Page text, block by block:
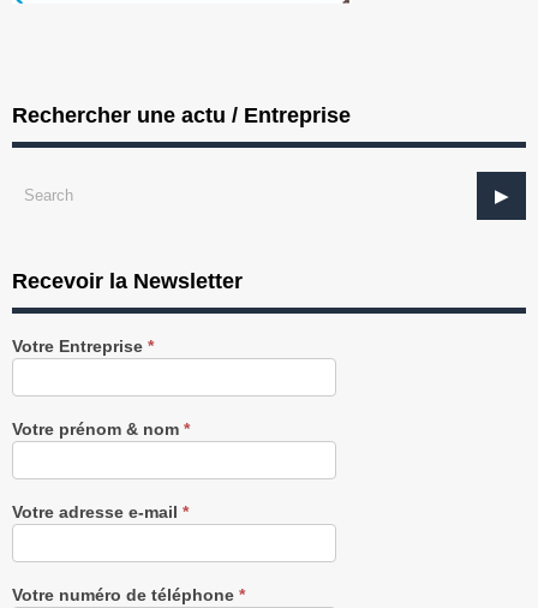
Rechercher une actu / Entreprise
Recevoir la Newsletter
Recevez
notre
gratuitement
Votre Entreprise *
Votre prénom & nom *
Votre adresse e-mail *
Votre numéro de téléphone *